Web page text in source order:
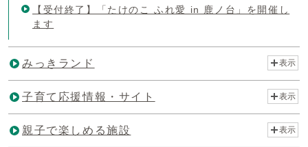
【受付終了】「たけのこ ふれ愛 in 鹿ノ台」を開催し
ます
みっきランド 表示
子育て応援情報・サイト 表示
親子で楽しめる施設 表示